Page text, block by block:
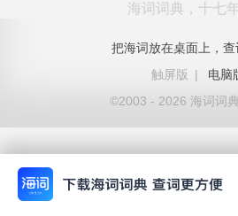
海词词典，十七
把海词放在桌面上，查
触屏版
|
电脑
©2003 - 2026 海词词